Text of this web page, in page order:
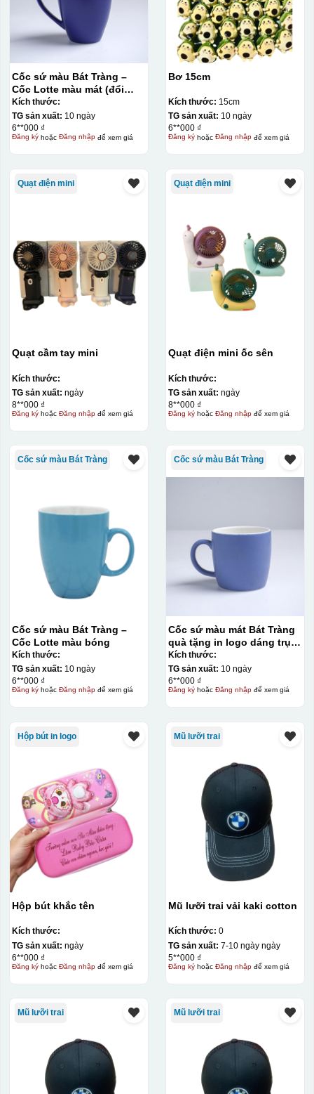
Bước 3: Xếp sản phẩm sau khi dán vào lò nung và
nung ở nhiệt độ 700-800 độ C
Deacl có 1 nền màu
vàng, khi in ở nhiệt cao, nền đó sẽ cháy và biến mất để
Ưu, nhược điểm của in Decal trượt nước
trên gốm sứ
Nhược điểm
mặt vật liệu rất tốt,
không phai theo thời
Không thể tẩy xoá
về tẩy xoá
Khó khăn trong việc
in 1 số màu: Màu
hồng cánh sen,
Màu tím
Khó khăn trong việc
in chuyển màu (dễ
trong việc in đơn
sắc)
đẹp, sắc nét, không
bị lem
Chất liệu in decal
phong phú, dễ dàng
lựa chọn chất liệu
bề mặt, phẳng và
Kiểu hộp:
Hộp xi lót lụa
Hộp xi ấm chén
Cốc sứ màu Bát Tràng –
Cốc Lotte màu mát (đổi
quai)
Kích thước:
TG sản xuất: 10 ngày
6**000 ₫
Đăng kýhoặc Đăng nhậpđể xem giá
Bơ 15cm
Kích thước: 15cm
TG sản xuất: 10 ngày
6**000 ₫
Đăng kýhoặc Đăng nhậpđể xem giá
Quạt điện mini
Quạt cầm tay mini
Kích thước:
TG sản xuất: ngày
8**000 ₫
Đăng kýhoặc Đăng nhậpđể xem giá
Quạt điện mini
Quạt điện mini ốc sên
Kích thước:
TG sản xuất: ngày
8**000 ₫
Đăng kýhoặc Đăng nhậpđể xem giá
Cốc sứ màu Bát Tràng
Cốc sứ màu Bát Tràng –
Cốc Lotte màu bóng
Kích thước:
TG sản xuất: 10 ngày
6**000 ₫
Đăng kýhoặc Đăng nhậpđể xem giá
Cốc sứ màu Bát Tràng
Cốc sứ màu mát Bát Tràng
quà tặng in logo dáng trụ
lùn quai C 330ml KQ-CSM09
Kích thước:
TG sản xuất: 10 ngày
6**000 ₫
Đăng kýhoặc Đăng nhậpđể xem giá
Hộp bút in logo
Hộp bút khắc tên
Kích thước:
TG sản xuất: ngày
6**000 ₫
Đăng kýhoặc Đăng nhậpđể xem giá
Mũ lưỡi trai
Mũ lưỡi trai vải kaki cotton
Kích thước: 0
TG sản xuất: 7-10 ngày ngày
5**000 ₫
Đăng kýhoặc Đăng nhậpđể xem giá
Mũ lưỡi trai Mũ lưỡi trai